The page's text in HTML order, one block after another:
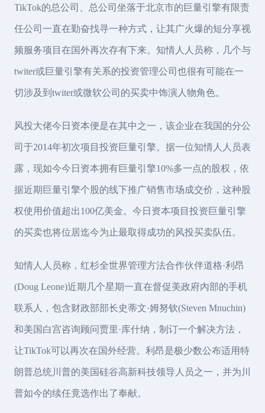
TikTok的总公司、总公司坐落于北京市的巨量引擎有限责
任公司一直在勤奋找寻一种方式，让其广火爆的短分享视
频服务项目在国外再次存有下来。知情人人员称，几个与
twiter或巨量引擎有关系的投资管理公司也很有可能在一
切涉及到twiter或微软公司的买卖中饰演人物角色。
风投大佬今日资本便是在其中之一，该企业在我国的分公
司于2014年初次项目投资巨量引擎。据一位知情人人员表
露，现如今今日资本拥有巨量引擎10%多一点的股权，依
据近期巨量引擎个股的线下推广销售市场成交价，这种股
权使用价值超出100亿美金。今日资本项目投资巨量引擎
的买卖也将位居迄今为止最取得成功的风投买卖队伍。
知情人人员称，红杉全世界管理方法合作伙伴道格·利昂
(Doug Leone)近期几个星期一直在督促美政府內部的手机
联系人，包含财政部部长史蒂文·姆努钦(Steven Mnuchin)
和美国白宫咨询顾问贾里·库什纳，制订一个解决方法，
让TikTok可以再次在国外经营。利昂是极少数公布适用特
朗普总统川普的美国硅谷高新科技领导人员之一，并为川
普如今的续任竟选作出了奉献。